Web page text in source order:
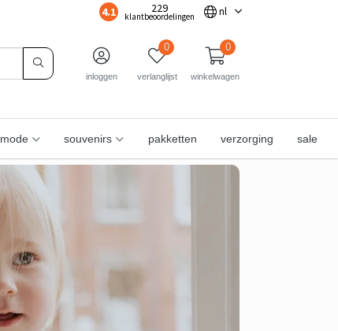
4.1 229
klantbeoordelingen nl
inloggen
0
verlanglijst
0
winkelwagen
mode souvenirs pakketten verzorging sale